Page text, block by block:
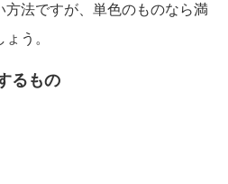
方法ですが、単色のものなら満
う。
るもの